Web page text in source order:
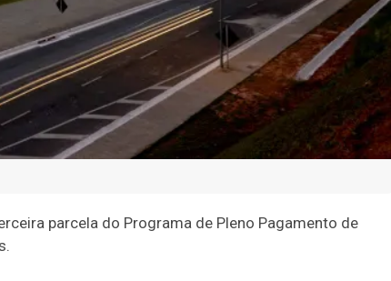
parcela do Programa de Pleno Pagamento de